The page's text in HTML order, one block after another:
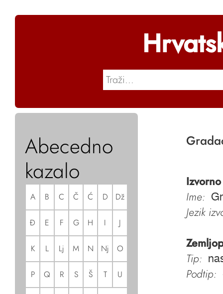
Abecedno
kazalo
A B C Č Ć D Dž
Đ E F G H I J
K L Lj M N Nj O
P Q R S Š T U
Ime:
Jezik
Tip:
Podtip: